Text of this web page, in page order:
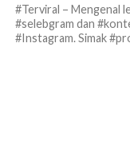
#Terviral – Mengenal
#selebgram dan
#Instagram. Simak